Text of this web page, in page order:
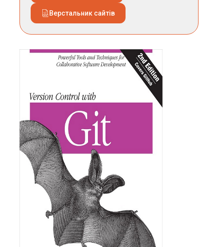
Верстальник сайтів